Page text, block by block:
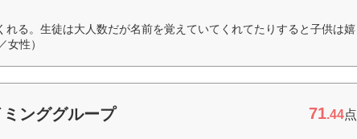
れる。生徒は大人数だが名前を覚えていてくれてたりすると子供は嬉
女性）
ンググループ 71.44点